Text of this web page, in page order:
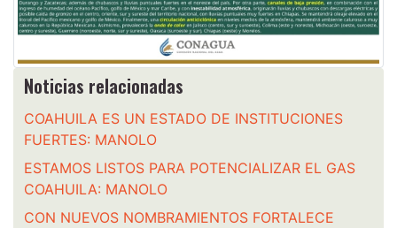
Noticias relacionadas
COAHUILA ES UN ESTADO DE INSTITUCIONES
FUERTES: MANOLO
ESTAMOS LISTOS PARA POTENCIALIZAR EL GAS
COAHUILA: MANOLO
CON NUEVOS NOMBRAMIENTOS FORTALECE